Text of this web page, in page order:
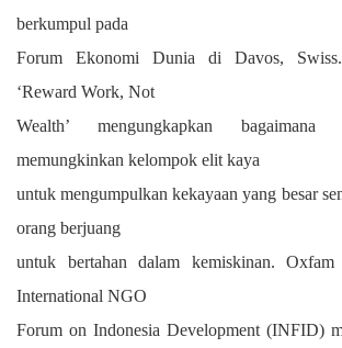
berkumpul pada
Forum Ekonomi Dunia di Davos,
‘Reward Work, Not
Wealth’ mengungkapkan
memungkinkan kelompok elit kaya
untuk mengumpulkan kekayaan yang besar
orang berjuang
untuk bertahan dalam kemiskinan.
International NGO
Forum on Indonesia Development (INFID)